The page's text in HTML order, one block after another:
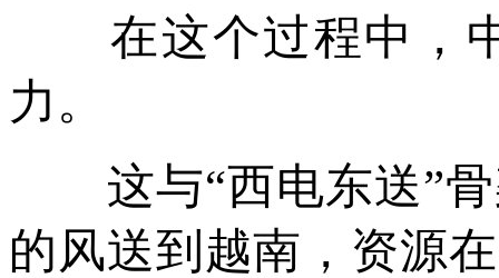
在这个过程中，中
力。
这与“西电东送”骨
的风送到越南，资源